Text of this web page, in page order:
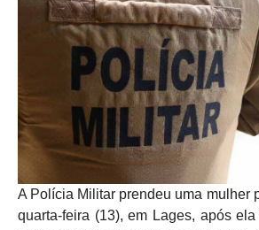
A Polícia Militar prendeu uma mulher
quarta-feira (13), em Lages, após